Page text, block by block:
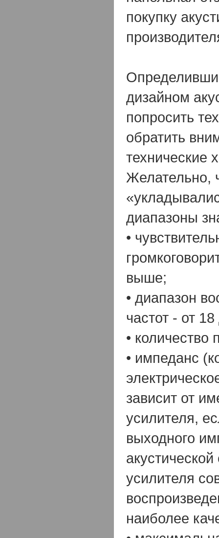
покупку
дизайном
попросить
обратить
технические
Желательно,
диапазоны
•
выше;
• диапазон
частот - от
• количество
• импеданс
зависит от
усилителя,
выходного
усилителя
наиболее